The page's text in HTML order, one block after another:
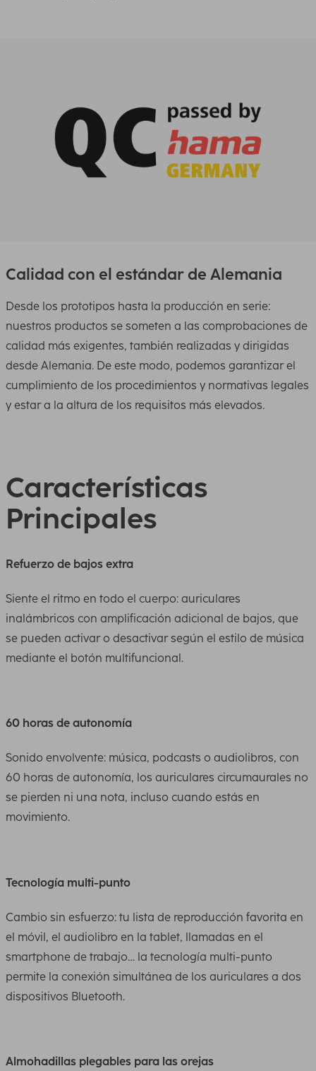
Calidad con el estándar de Alemania
Desde los prototipos hasta la producción en serie:
nuestros productos se someten a las comprobaciones de
calidad más exigentes, también realizadas y dirigidas
desde Alemania. De este modo, podemos garantizar el
cumplimiento de los procedimientos y normativas legales
y estar a la altura de los requisitos más elevados.
Características
Principales
Refuerzo de bajos extra
Siente el ritmo en todo el cuerpo: auriculares
inalámbricos con amplificación adicional de bajos, que
se pueden activar o desactivar según el estilo de música
mediante el botón multifuncional.
60 horas de autonomía
Sonido envolvente: música, podcasts o audiolibros, con
60 horas de autonomía, los auriculares circumaurales no
se pierden ni una nota, incluso cuando estás en
movimiento.
Tecnología multi-punto
Cambio sin esfuerzo: tu lista de reproducción favorita en
el móvil, el audiolibro en la tablet, llamadas en el
smartphone de trabajo… la tecnología multi-punto
permite la conexión simultánea de los auriculares a dos
dispositivos Bluetooth.
Almohadillas plegables para las orejas